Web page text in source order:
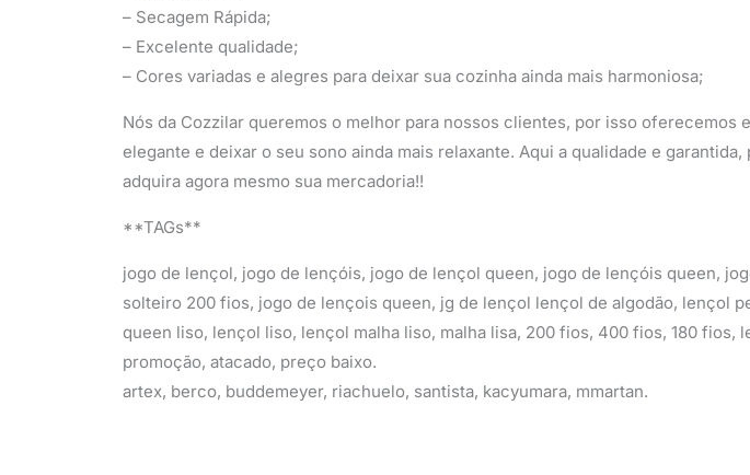
– Secagem Rápida;
– Excelente qualidade;
– Cores variadas e alegres para deixar sua cozinha ainda mais harmoniosa;
Nós da Cozzilar queremos o melhor para nossos clientes, por isso oferecemos
elegante e deixar o seu sono ainda mais relaxante. Aqui a qualidade e
adquira agora mesmo sua mercadoria!!
**TAGs**
jogo de lençol, jogo de lençóis, jogo de lençol queen, jogo de lençóis queen,
solteiro 200 fios, jogo de lençois queen, jg de lençol lençol de algodão, lençol
queen liso, lençol liso, lençol malha liso, malha lisa, 200 fios, 400 fios, 180
promoção, atacado, preço baixo.
artex, berco, buddemeyer, riachuelo, santista, kacyumara, mmartan.